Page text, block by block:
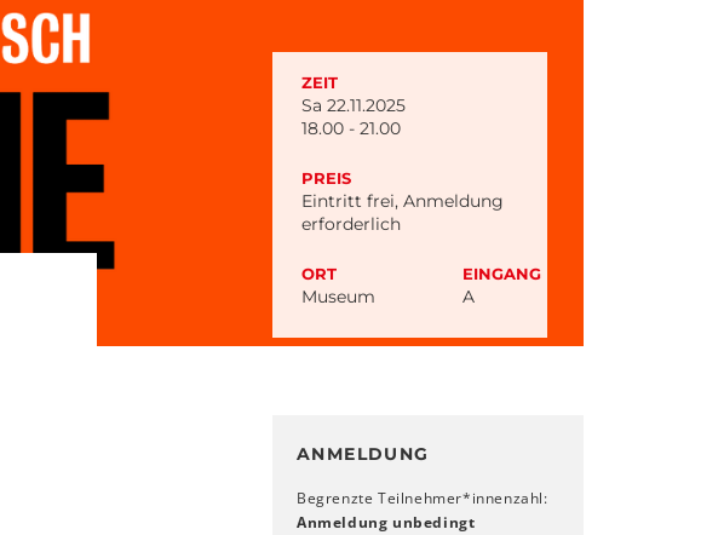
ZEIT
Sa 22.11.2025
18.00 - 21.00
PREIS
Eintritt frei, Anmeldung
erforderlich
ORT
Museum
EINGANG
A
ANMELDUNG
Begrenzte Teilnehmer*innenzahl:
Anmeldung unbedingt